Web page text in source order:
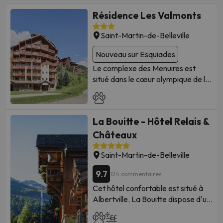
Résidence Les Valmonts
Saint-Martin-de-Belleville
Nouveau sur Esquiades
Le complexe des Menuires est
situé dans le cœur olympique de la
Savoie et fait partie du célèbre
Tres Valles (Les Trois Vallées), le
monde. L'endroit, vaste et avec
une orientation parfaite, est très
ensoleillé. Les Menuires est un
paradis pour les amateurs de
sports et d'émotions fortes, ainsi
qu'une station familiale propice à
de nombreuses activités non liées
au ski. L’aéroport international de
Genève est situé à environ 143 km
La Bouitte - Hôtel Relais &
Châteaux
Saint-Martin-de-Belleville
9.7 124 commentaires
Cet hôtel confortable est situé à
Albertville. La Bouitte dispose d'un
total de 16 chambres disponibles
pour ses hôtes. Cet hôtel